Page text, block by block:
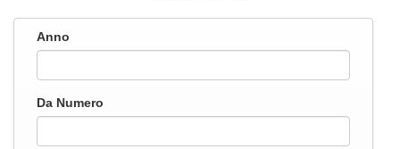
Anno
Da Numero